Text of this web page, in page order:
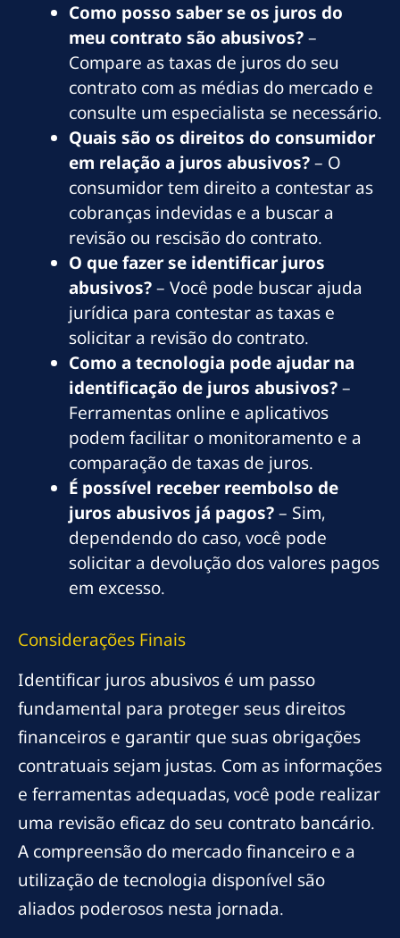
Como posso saber se os juros do
meu contrato são abusivos?–
Compare as taxas de juros do seu
contrato com as médias do mercado e
consulte um especialista se necessário.
Quais são os direitos do consumidor
em relação a juros abusivos?– O
consumidor tem direito a contestar as
cobranças indevidas e a buscar a
revisão ou rescisão do contrato.
O que fazer se identificar juros
abusivos?– Você pode buscar ajuda
jurídica para contestar as taxas e
solicitar a revisão do contrato.
Como a tecnologia pode ajudar na
identificação de juros abusivos?–
Ferramentas online e aplicativos
podem facilitar o monitoramento e a
comparação de taxas de juros.
É possível receber reembolso de
juros abusivos já pagos?– Sim,
dependendo do caso, você pode
solicitar a devolução dos valores pagos
em excesso.
Considerações Finais
Identificar juros abusivos é um passo
fundamental para proteger seus direitos
financeiros e garantir que suas obrigações
contratuais sejam justas. Com as informações
e ferramentas adequadas, você pode realizar
uma revisão eficaz do seu contrato bancário.
A compreensão do mercado financeiro e a
utilização de tecnologia disponível são
aliados poderosos nesta jornada.